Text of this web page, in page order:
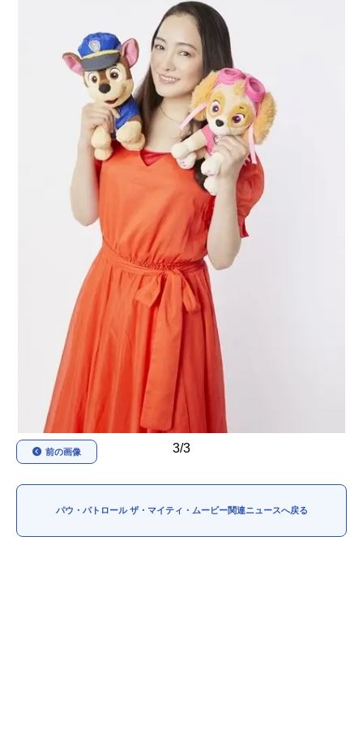
実写化映画一覧
今期アニメ曜日別一覧
夏アニメ
冬アニメ
男性声優/女性声優一覧
FOLLOW US
3/3
前の画像
パウ・パトロール ザ・マイティ・ムービー関連ニュースへ戻る